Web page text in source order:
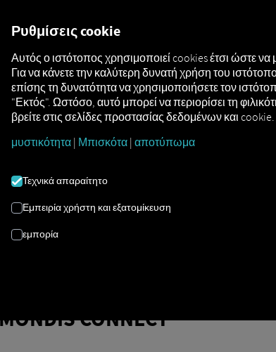
Connectors REMONDIS Connect
CONNECT
Ρυθμίσεις cookie
Αυτός ο ιστότοπος χρησιμοποιεί cookies έτσι ώστε
Για να κάνετε την καλύτερη δυνατή χρήση του
επίσης τη δυνατότητα να χρησιμοποιήσετε τον
"Εκτός". Ωστόσο, αυτό μπορεί να περιορίσει τη
βρείτε στις σελίδες προστασίας δεδομένων και cookie.
μυστικότητα | Μπισκότα | αποτύπωμα
Τεχνικά απαραίτητο
Εμπειρία χρήστη και εξατομίκευση
εμπορία